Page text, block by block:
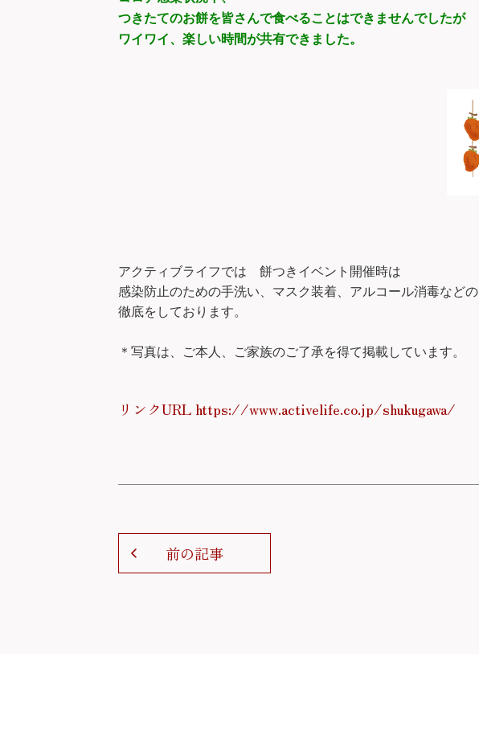
つきたてのお餅を皆さんで食べることはできませんでしたが
ワイワイ、楽しい時間が共有できました。
アクティブライフでは 餅つきイベント開催時は
感染防止のための手洗い、マスク装着、アルコール消毒などの
徹底をしております。
＊写真は、ご本人、ご家族のご了承を得て掲載しています。
リンクURL https://www.activelife.co.jp/shukugawa/
前の記事